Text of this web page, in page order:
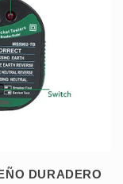
DURADERO